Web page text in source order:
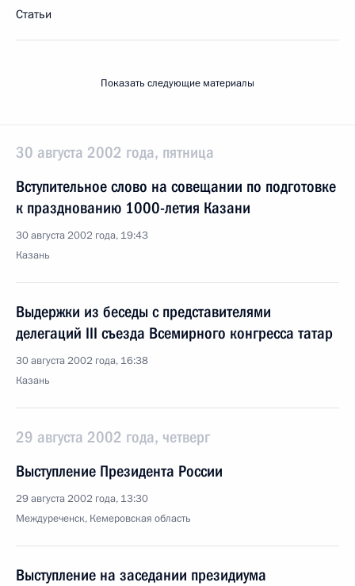
Статьи
Показать следующие материалы
30 августа 2002 года, пятница
Вступительное слово на совещании по подготовке
к празднованию 1000-летия Казани
30 августа 2002 года, 19:43
Казань
Выдержки из беседы с представителями
делегаций III съезда Всемирного конгресса татар
30 августа 2002 года, 16:38
Казань
29 августа 2002 года, четверг
Выступление Президента России
29 августа 2002 года, 13:30
Междуреченск, Кемеровская область
Выступление на заседании президиума